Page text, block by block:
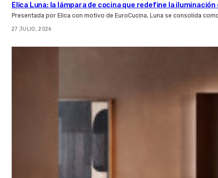
Elica Luna: la lámpara de cocina que redefine la
Presentada por Elica con motivo de EuroCucina, Luna se consolida
27 JULIO, 2026